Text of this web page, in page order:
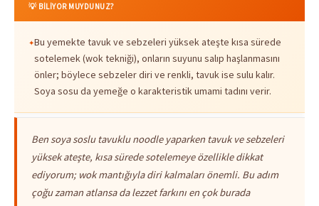
💡 BİLİYOR MUYDUNUZ?
Bu yemekte tavuk ve sebzeleri yüksek ateşte kısa sürede
sotelemek (wok tekniği), onların suyunu salıp haşlanmasını
önler; böylece sebzeler diri ve renkli, tavuk ise sulu kalır.
Soya sosu da yemeğe o karakteristik umami tadını verir.
Ben soya soslu tavuklu noodle yaparken tavuk ve sebzeleri
yüksek ateşte, kısa sürede sotelemeye özellikle dikkat
ediyorum; wok mantığıyla diri kalmaları önemli. Bu adım
çoğu zaman atlansa da lezzet farkını en çok burada